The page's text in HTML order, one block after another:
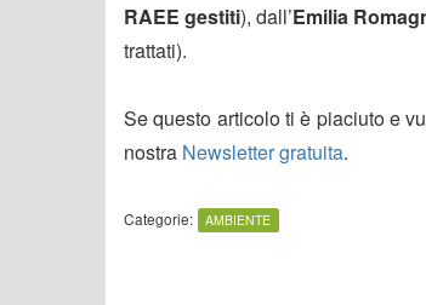
RAEE gestiti), dall’Emilia
trattati).
Se questo articolo ti è piaciuto e
nostra Newsletter gratuita.
Categorie: AMBIENTE